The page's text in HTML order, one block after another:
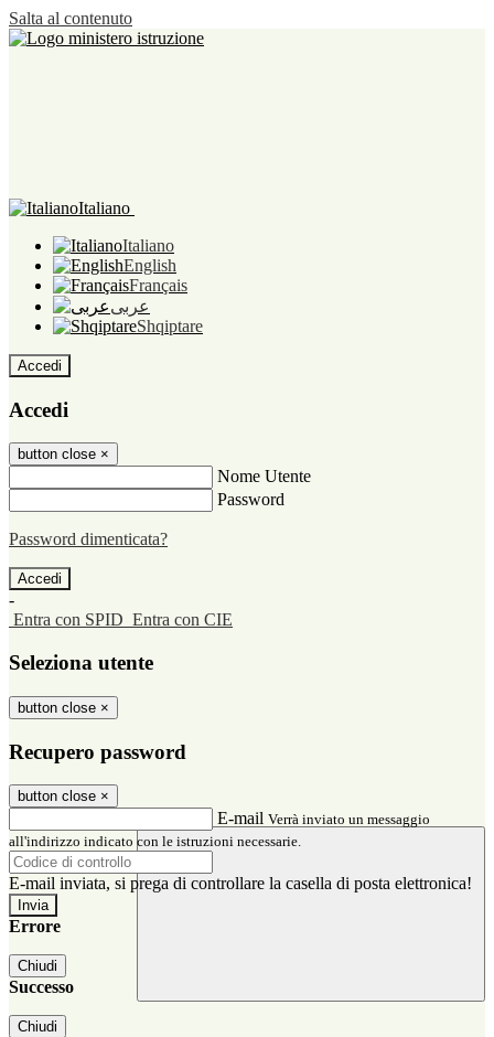
Salta al contenuto
Italiano
Italiano
English
Français
عربى
Shqiptare
Accedi
Accedi
button close ×
Nome Utente
Password
Password dimenticata?
-
Entra con SPID Entra con CIE
Seleziona utente
button close ×
Recupero password
button close ×
E-mail Verrà inviato un messaggio
all'indirizzo indicato con le istruzioni necessarie.
E-mail inviata, si prega di controllare la casella di posta elettronica!
Errore
Chiudi
Successo
Chiudi